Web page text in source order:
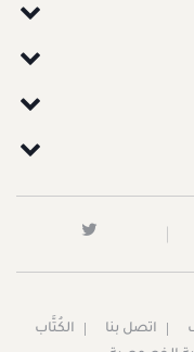
اتصل بنا
الكُتَّاب